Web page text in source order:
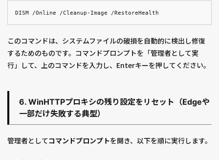
DISM /Online /Cleanup-Image /RestoreHealth
このコマンドは、システムファイルの破損を自動的に検出し修復
するためのものです。コマンドプロンプトを「管理者として実
行」して、上のコマンドを入力し、Enterキーを押してください。
6. WinHTTPプロキシの残り設定をリセット（Edgeや
一部だけ失敗する典型）
管理者としてコマンドプロンプトを開き、以下を順に実行します。